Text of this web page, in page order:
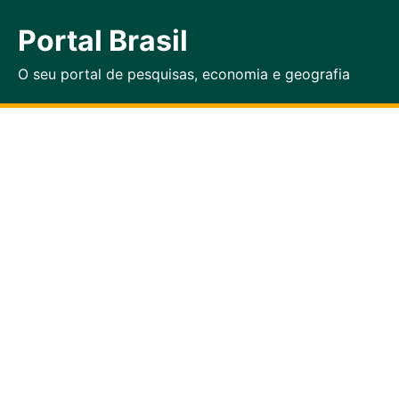
Portal Brasil
O seu portal de pesquisas, economia e geografia